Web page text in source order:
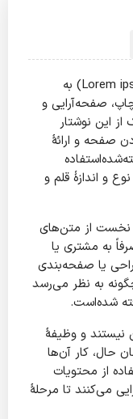
طرح‌نما یا لورم ایپسوم (به انگلیسی: Lorem ipsum) به
صفحه‌آرایی و
این نوشتار
صفحه و ارائهٔ
و اندازهٔ قلم و
نخست از متن‌های
به مشتری یا
یا صفحه‌بندی
به نظر می‌رسد
شده‌است.
نیستند و وظیفهٔ
حال، کار آن‌ها
از محتویات
می‌کنند تا مرحلهٔ